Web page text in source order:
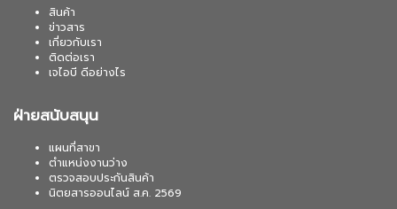
สินค้า
ข่าวสาร
เกี่ยวกับเรา
ติดต่อเรา
เจไอบี ดีอย่างไร
ฝ่ายสนับสนุน
แผนที่สาขา
ตำแหน่งงานว่าง
ตรวจสอบประกันสินค้า
นิตยสารออนไลน์ ส.ค. 2569